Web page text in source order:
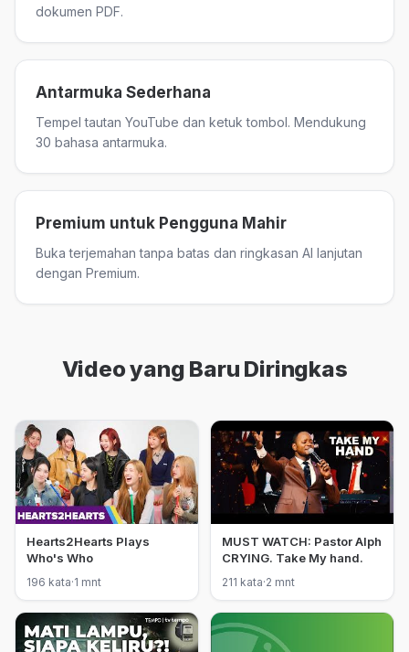
dokumen PDF.
Antarmuka Sederhana
Tempel tautan YouTube dan ketuk tombol. Mendukung
30 bahasa antarmuka.
Premium untuk Pengguna Mahir
Buka terjemahan tanpa batas dan ringkasan AI lanjutan
dengan Premium.
Video yang Baru Diringkas
Hearts2Hearts Plays
Who's Who
196 kata·1 mnt
MUST WATCH: Pastor Alph
CRYING. Take My hand.
211 kata·2 mnt